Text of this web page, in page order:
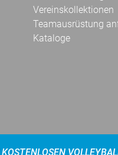
Vereinskollektionen
Teamausrüstung
Kataloge